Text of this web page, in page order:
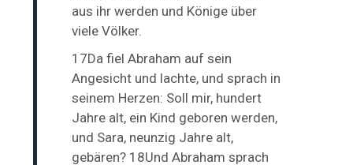
aus ihr werden und Könige über
viele Völker.
17Da fiel Abraham auf sein
Angesicht und lachte, und sprach in
seinem Herzen: Soll mir, hundert
Jahre alt, ein Kind geboren werden,
und Sara, neunzig Jahre alt,
gebären? 18Und Abraham sprach